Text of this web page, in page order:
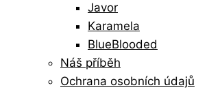
Javor
Karamela
BlueBlooded
Náš příběh
Ochrana osobních údajů